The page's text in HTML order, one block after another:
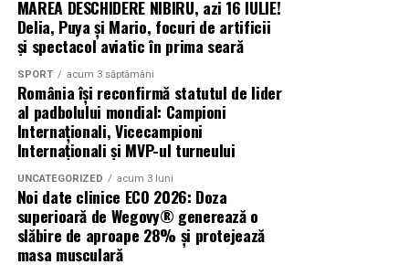
joacă un rol decisiv. Sunt esențiale și atunci când
arhitectura, scara sau contextul terenului influențează
puternic deciziile.
Când Randările Interioare Aduc Mai
Multă Valoare
Randările interioare devin mai valoroase atunci când
accentul cade pe experiența din interiorul spațiului —
atmosferă, dispunere, materiale, iluminare și
funcționalitate.
MAREA DESCHIDERE NIBIRU, azi 16 IULIE!
Delia, Puya și Mario, focuri de artificii
și spectacol aviatic în prima seară
SPORT acum 3 săptămâni
România își reconfirmă statutul de lider
al padbolului mondial: Campioni
Internaționali, Vicecampioni
Internaționali și MVP-ul turneului
UNCATEGORIZED acum 3 luni
Noi date clinice ECO 2026: Doza
superioară de Wegovy® generează o
slăbire de aproape 28% și protejează
masa musculară